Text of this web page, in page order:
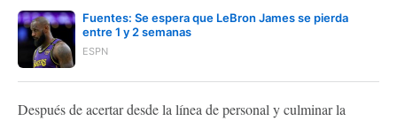
Fuentes: Se espera que LeBron James se pierda
entre 1 y 2 semanas
ESPN
Después de acertar desde la línea de personal y culminar la